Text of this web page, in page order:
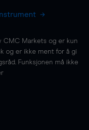
CMC Markets og er kun
og er ikke ment for å gi
Funksjonen må ikke